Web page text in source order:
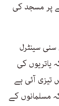
کے فاصلے پر مسجد کی
سینٹرل
یاتریوں کی
تیزی آئی ہے
مسلمانوں کے